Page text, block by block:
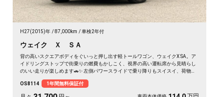
H27(2015)年 87,000km 車検2年付
ウェイク Ｘ ＳＡ
背の高いスクエアボディをぐいっと押し出す軽トールワゴン、ウェイクX SA。ア
イドリングストップで街乗りの燃費もかしこく、視界の高い運転席から見晴らし
のいい走りが楽しめます🚗✨ 左側パワースライドで乗り降りもスイスイ、荷物の
にも通勤の足にもぴったりの一台です。天井の高い車内で、休日のギア積みも余
裕ですよ💫👍《1年保証付》
OS8114 1年間無料保証付